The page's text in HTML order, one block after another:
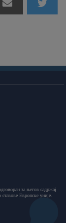
за његов садржај
Европске уније.